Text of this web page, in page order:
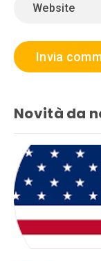
Novità da